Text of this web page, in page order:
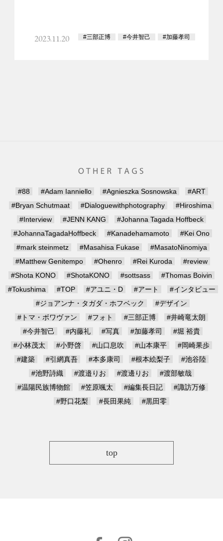
2023.11.20 #三部正博 #今井智己 #加藤孝司
#88 #Adam Ianniello #Agnieszka Sosnowska
#ART
#Bryan Schutmaat
#Dialoguewithphotography
#Hiroshima
#Interview
#JENN KANG
#Johanna Tagada Hoffbeck
#JohannaTagadaHoffbeck
#Kanadehamamoto
#Kei Ono
#mark steinmetz
#Masahisa Fukase
#MasatoNinomiya
#Matthew Genitempo
#Ohenro #Rei Kuroda
#review
#Shota KONO
#ShotaKONO #sottsass
#Thomas Boivin
#Tokushima
#TOP #アユニ・D #アート
#インタビュー
#ジョアンナ・タガダ・ホフベック
#デザイン
#トマ・ボワヴァン
#フォト #三部正博
#井崎竜太朗
#今井智己
#内藤礼 #写真 #加藤孝司
#堀 裕貴
#小林茂太
#小野啓 #山口息吹 #山本康平
#岡崎果歩
#建築
#引網真吾 #本多康司 #根本絵梨子
#池谷陸
#池野詩織
#渡邉りお #渡邊りお
#渡部敏哉
#温陽民族博物館
#笠原颯太 #編集長日記
#諏訪万修
#野口花梨
#長田果純 #黒田零
top